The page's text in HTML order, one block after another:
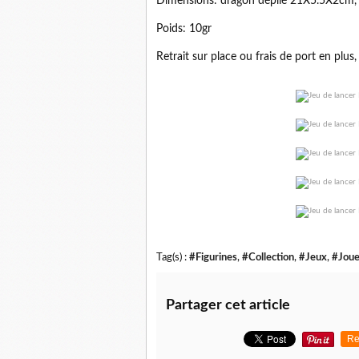
Poids: 10gr
Retrait sur place ou frais de port en
Tag(s) : #Figurines, #Collection, #Jeux,
Partager cet article